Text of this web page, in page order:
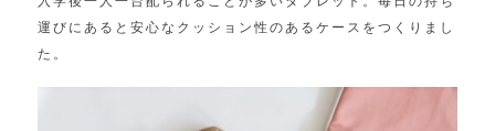
運びにあると安心なクッション性のあるケースをつくりまし
た。